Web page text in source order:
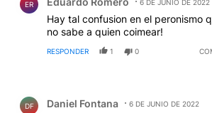
ER 6 DE JUNIO DE 2022
Hay tal confusion en el peronismo
no sabe a quien coimear!
RESPONDER 1 0
DF Daniel Fontana 6 DE JUNIO DE 2022